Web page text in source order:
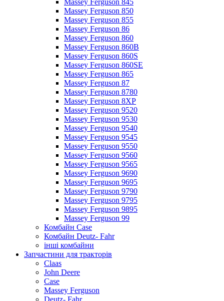
Massey Ferguson 845
Massey Ferguson 850
Massey Ferguson 855
Massey Ferguson 86
Massey Ferguson 860
Massey Ferguson 860B
Massey Ferguson 860S
Massey Ferguson 860SE
Massey Ferguson 865
Massey Ferguson 87
Massey Ferguson 8780
Massey Ferguson 8XP
Massey Ferguson 9520
Massey Ferguson 9530
Massey Ferguson 9540
Massey Ferguson 9545
Massey Ferguson 9550
Massey Ferguson 9560
Massey Ferguson 9565
Massey Ferguson 9690
Massey Ferguson 9695
Massey Ferguson 9790
Massey Ferguson 9795
Massey Ferguson 9895
Massey Ferguson 99
Комбайн Case
Комбайн Deutz- Fahr
інші комбайни
Запчастини для тракторів
Claas
John Deere
Case
Massey Ferguson
Deutz- Fahr